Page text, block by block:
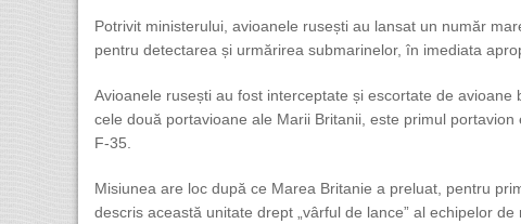
Potrivit ministerului, avioanele rusești au lansat un număr
pentru detectarea și urmărirea submarinelor, în imediata
Avioanele rusești au fost interceptate și escortate de
cele două portavioane ale Marii Britanii, este primul
F-35.
Misiunea are loc după ce Marea Britanie a preluat, pentru
descris această unitate drept „vârful de lance” al echipelor